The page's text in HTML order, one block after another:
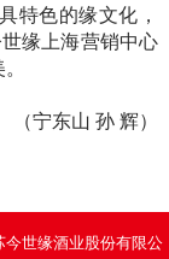
特色的缘文化，
缘上海营销中心
（宁东山 孙 辉）
世缘酒业股份有限公